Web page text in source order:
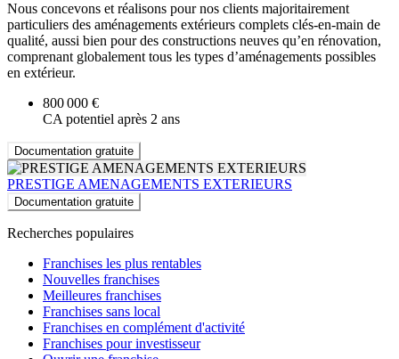
Nous concevons et réalisons pour nos clients majoritairement
particuliers des aménagements extérieurs complets clés-en-main de
qualité, aussi bien pour des constructions neuves qu’en rénovation,
comprenant globalement tous les types d’aménagements possibles
en extérieur.
800 000 €
CA potentiel après 2 ans
Documentation gratuite
PRESTIGE AMENAGEMENTS EXTERIEURS
Documentation gratuite
Recherches populaires
Franchises les plus rentables
Nouvelles franchises
Meilleures franchises
Franchises sans local
Franchises en complément d'activité
Franchises pour investisseur